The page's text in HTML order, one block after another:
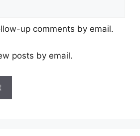
up comments by email.
posts by email.